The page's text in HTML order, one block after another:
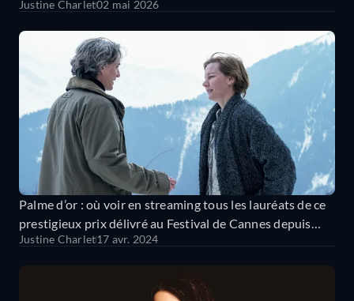
Justine Charlet02 mai 2026
Palme d’or : où voir en streaming tous les lauréats de ce
prestigieux prix délivré au Festival de Cannes depuis
1955 ?
Justine Charlet17 avr. 2024